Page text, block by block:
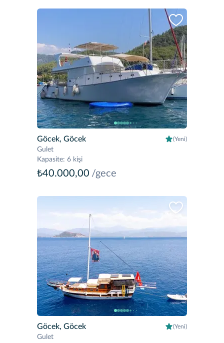
Göcek, Göcek (Yeni)
Gulet
Kapasite: 6 kişi
₺40.000,00 /gece
Göcek, Göcek (Yeni)
Gulet